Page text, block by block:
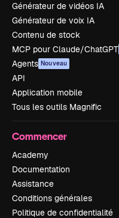
Générateur de vidéos IA
Générateur de voix IA
Contenu de stock
MCP pour Claude/ChatGPT
Agents Nouveau
API
Application mobile
Tous les outils Magnific
Commencer
Academy
Documentation
Assistance
Conditions générales
Politique de confidentialité